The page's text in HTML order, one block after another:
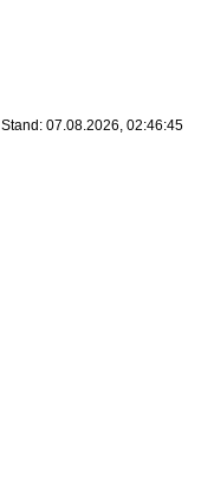
Stand: 07.08.2026, 02:46:45